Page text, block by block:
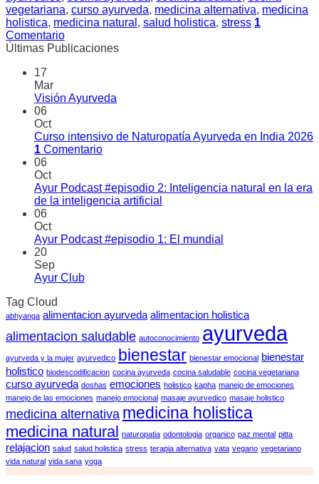
vegetariana, curso ayurveda, medicina alternativa, medicina
holistica, medicina natural , salud holistica, stress 1
Comentario
Últimas Publicaciones
17
Mar
Visión Ayurveda
06
Oct
Curso intensivo de Naturopatía Ayurveda en India 2026
1 Comentario
06
Oct
Ayur Podcast #episodio 2: Inteligencia natural en la era
de la inteligencia artificial
06
Oct
Ayur Podcast #episodio 1: El mundial
20
Sep
Ayur Club
Tag Cloud
abhyanga alimentacion ayurveda alimentacion holistica
alimentacion saludable autoconocimiento ayurveda
ayurveda y la mujer ayurvedico bienestar bienestar emocional bienestar
holistico biodescodificacion cocina ayurveda cocina saludable cocina vegetariana
curso ayurveda doshas emociones holistico kapha manejo de emociones
manejo de las emociones manejo emocional masaje ayurvedico masaje holistico
medicina alternativa medicina holistica
medicina natural naturopatia odontologia organico paz mental pitta
relajacion salud salud holistica stress terapia alternativa vata vegano vegetariano
vida natural vida sana yoga